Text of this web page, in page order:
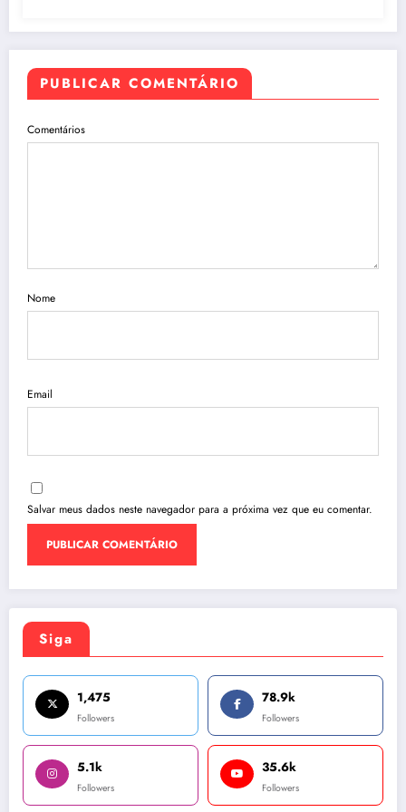
PUBLICAR COMENTÁRIO
Comentários
Nome
Email
Salvar meus dados neste navegador para a próxima vez que eu comentar.
Siga
1,475
Followers
78.9k
Followers
5.1k
Followers
35.6k
Followers